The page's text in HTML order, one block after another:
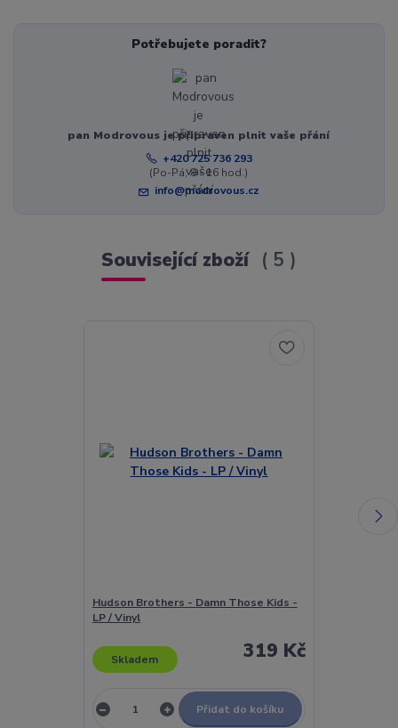
Potřebujete poradit?
pan Modrovous je připraven plnit vaše přání
+420 725 736 293
(Po-Pá, 8 - 16 hod.)
info@modrovous.cz
Související zboží 5
Hudson Brothers - Damn Those Kids -
LP / Vinyl
319 Kč
Skladem
Přidat do košíku